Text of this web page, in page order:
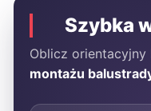
Szybka
Oblicz
montażu